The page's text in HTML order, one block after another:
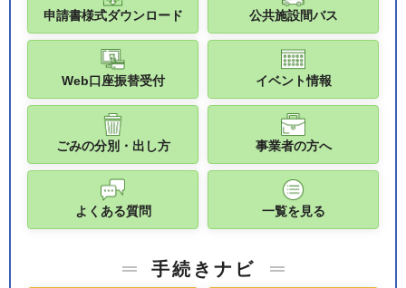
申請書様式ダウンロード 公共施設間バス
Web口座振替受付 イベント情報
ごみの分別・出し方 事業者の方へ
よくある質問 一覧を見る
手続きナビ